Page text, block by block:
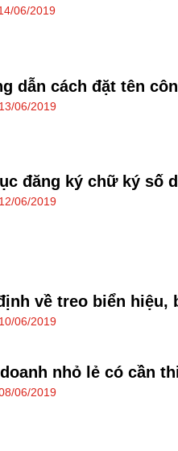
06/2019
dẫn cách đặt tên
06/2019
đăng ký chữ ký số
06/2019
về treo biển hiệu,
06/2019
nhỏ lẻ có cần
06/2019